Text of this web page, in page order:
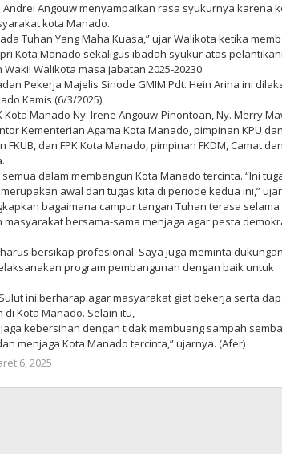
Angouw menyampaikan rasa syukurnya karena
kota Manado.
Tuhan Yang Maha Kuasa,” ujar Walikota ketika
Kota Manado sekaligus ibadah syukur atas
Walikota masa jabatan 2025-20230.
Pekerja Majelis Sinode GMIM Pdt. Hein Arina ini
Kamis (6/3/2025).
Kota Manado Ny. Irene Angouw-Pinontoan, Ny. Merry
Kementerian Agama Kota Manado, pimpinan KPU
FKUB, dan FPK Kota Manado, pimpinan FKDM, Camat
dalam membangun Kota Manado tercinta. “Ini
awal dari tugas kita di periode kedua ini,”
bagaimana campur tangan Tuhan terasa selama
bersama-sama menjaga agar pesta
bersikap profesional. Saya juga meminta
program pembangunan dengan baik untuk
ini berharap agar masyarakat giat bekerja serta
Kota Manado. Selain itu,
kebersihan dengan tidak membuang sampah
menjaga Kota Manado tercinta,” ujarnya. (Afer)
6, 2025